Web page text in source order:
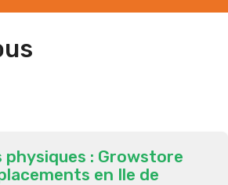
physiques : Growstore
en Ile de